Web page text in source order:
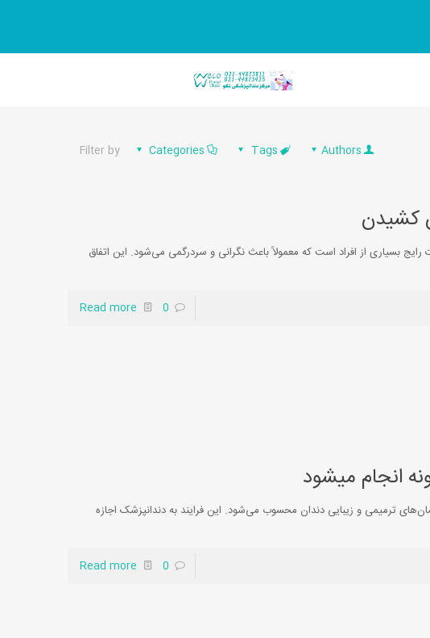
Filter by Categories Tags Authors
کشیدن
بسیاری از افراد است که معمولاً باعث نگرانی و سردرگمی می‌شود. این اتفاق
0
Read more
انجام میشود
ترمیمی و زیبایی دندان محسوب می‌شود. این فرایند به دندانپزشک اجازه
0
Read more